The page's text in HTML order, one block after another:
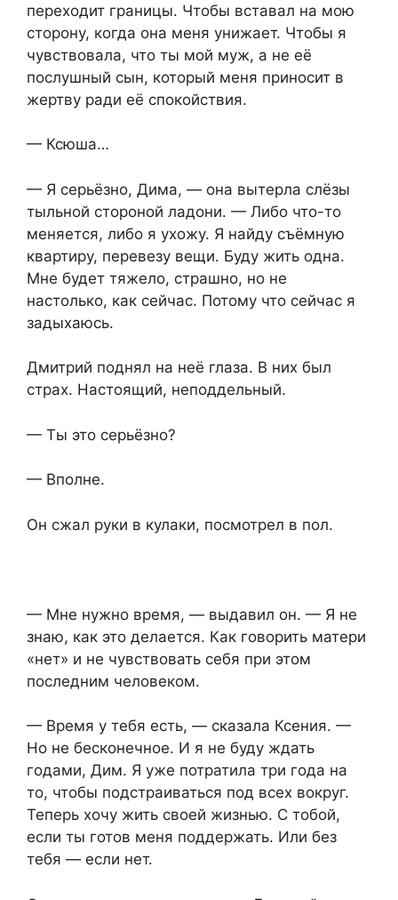
переходит границы. Чтобы вставал на мою
сторону, когда она меня унижает. Чтобы я
чувствовала, что ты мой муж, а не её
послушный сын, который меня приносит в
жертву ради её спокойствия.
— Ксюша…
— Я серьёзно, Дима, — она вытерла слёзы
тыльной стороной ладони. — Либо что-то
меняется, либо я ухожу. Я найду съёмную
квартиру, перевезу вещи. Буду жить одна.
Мне будет тяжело, страшно, но не
настолько, как сейчас. Потому что сейчас я
задыхаюсь.
Дмитрий поднял на неё глаза. В них был
страх. Настоящий, неподдельный.
— Ты это серьёзно?
— Вполне.
Он сжал руки в кулаки, посмотрел в пол.
— Мне нужно время, — выдавил он. — Я не
знаю, как это делается. Как говорить матери
«нет» и не чувствовать себя при этом
последним человеком.
— Время у тебя есть, — сказала Ксения. —
Но не бесконечное. И я не буду ждать
годами, Дим. Я уже потратила три года на
то, чтобы подстраиваться под всех вокруг.
Теперь хочу жить своей жизнью. С тобой,
если ты готов меня поддержать. Или без
тебя — если нет.